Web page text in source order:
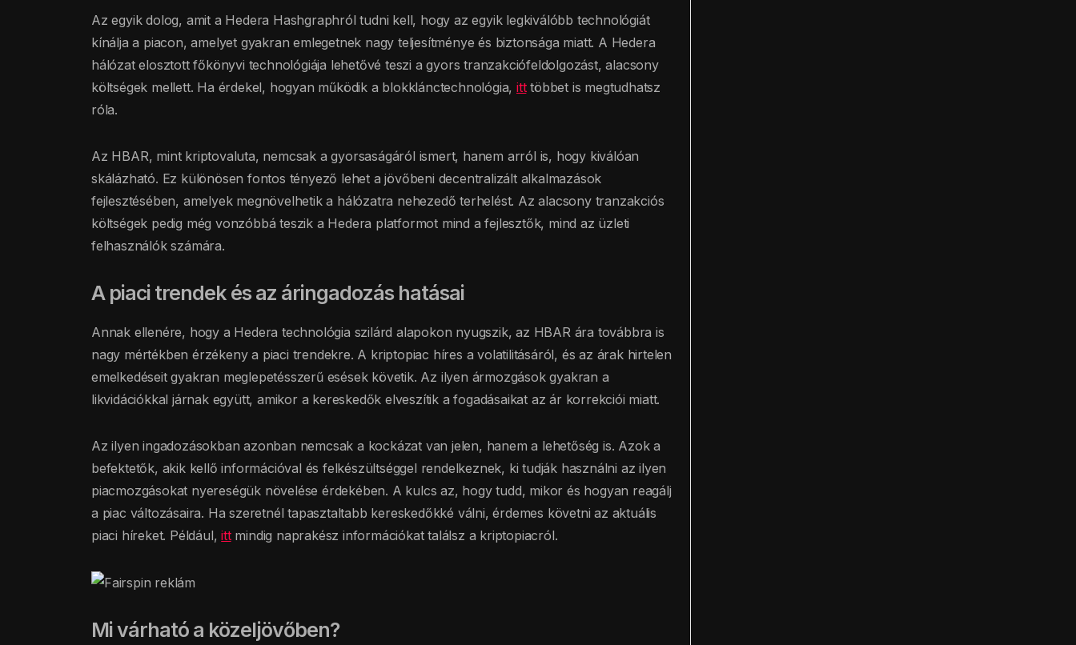
Az egyik dolog, amit a Hedera Hashgraphról tudni kell, hogy az egyik legkiválóbb technológiát
kínálja a piacon, amelyet gyakran emlegetnek nagy teljesítménye és biztonsága miatt. A Hedera
hálózat elosztott főkönyvi technológiája lehetővé teszi a gyors tranzakciófeldolgozást, alacsony
költségek mellett. Ha érdekel, hogyan működik a blokklánctechnológia, itttöbbet is megtudhatsz
róla.
Az HBAR, mint kriptovaluta, nemcsak a gyorsaságáról ismert, hanem arról is, hogy kiválóan
skálázható. Ez különösen fontos tényező lehet a jövőbeni decentralizált alkalmazások
fejlesztésében, amelyek megnövelhetik a hálózatra nehezedő terhelést. Az alacsony tranzakciós
költségek pedig még vonzóbbá teszik a Hedera platformot mind a fejlesztők, mind az üzleti
felhasználók számára.
A piaci trendek és az áringadozás hatásai
Annak ellenére, hogy a Hedera technológia szilárd alapokon nyugszik, az HBAR ára továbbra is
nagy mértékben érzékeny a piaci trendekre. A kriptopiac híres a volatilitásáról, és az árak hirtelen
emelkedéseit gyakran meglepetésszerű esések követik. Az ilyen ármozgások gyakran a
likvidációkkal járnak együtt, amikor a kereskedők elveszítik a fogadásaikat az ár korrekciói miatt.
Az ilyen ingadozásokban azonban nemcsak a kockázat van jelen, hanem a lehetőség is. Azok a
befektetők, akik kellő információval és felkészültséggel rendelkeznek, ki tudják használni az ilyen
piacmozgásokat nyereségük növelése érdekében. A kulcs az, hogy tudd, mikor és hogyan reagálj
a piac változásaira. Ha szeretnél tapasztaltabb kereskedőkké válni, érdemes követni az aktuális
piaci híreket. Például,ittmindig naprakész információkat találsz a kriptopiacról.
Mi várható a közeljövőben?